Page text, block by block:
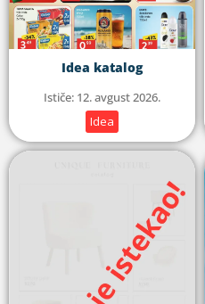
Idea katalog
Ističe: 12. avgust 2026.
Idea